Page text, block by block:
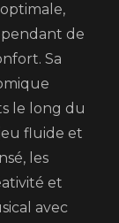
de
Sa
le long du
fluide et
les
et
avec